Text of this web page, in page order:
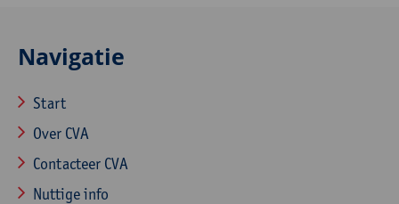
Navigatie
Start
Over CVA
Contacteer CVA
Nuttige info